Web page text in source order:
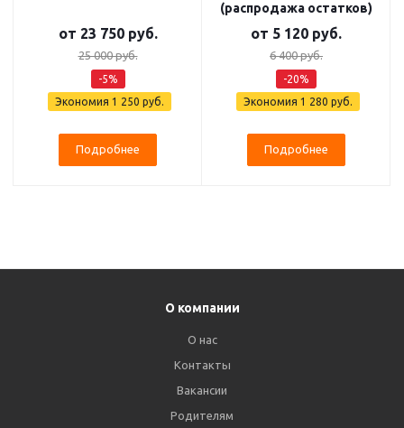
от 23 750 руб.
25 000 руб.
-5%
Экономия 1 250 руб.
Подробнее
(распродажа остатков)
от 5 120 руб.
6 400 руб.
-20%
Экономия 1 280 руб.
Подробнее
О компании
О нас
Контакты
Вакансии
Родителям